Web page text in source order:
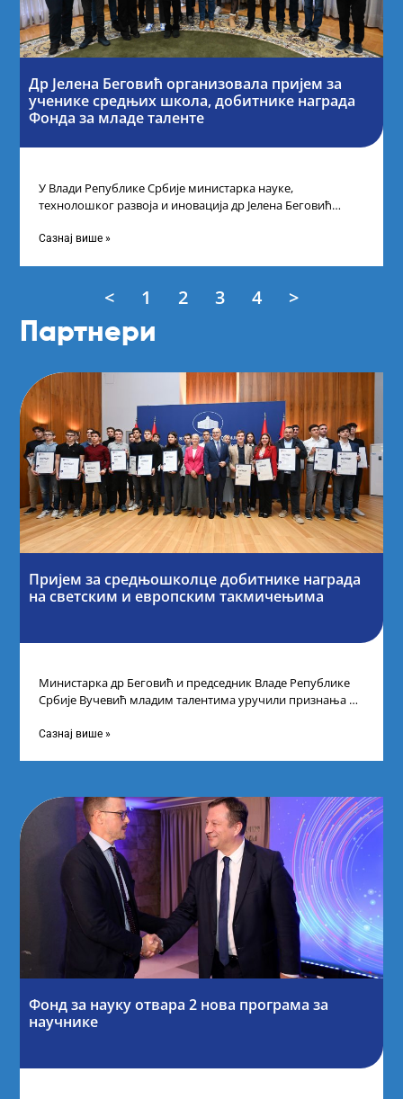
Др Јелена Беговић организовала пријем за
ученике средњих школа, добитнике награда
Фонда за младе таленте
У Влади Републике Србије министарка науке,
технолошког развоја и иновација др Јелена Беговић
Сазнај више »
< 1 2 3 4 >
Партнери
Пријем за средњошколце добитнике награда
на светским и европским такмичењима
Министарка др Беговић и председник Владе Републике
Србије Вучевић младим талентима уручили признања У
Сазнај више »
Фонд за науку отвара 2 нова програма за
научнике